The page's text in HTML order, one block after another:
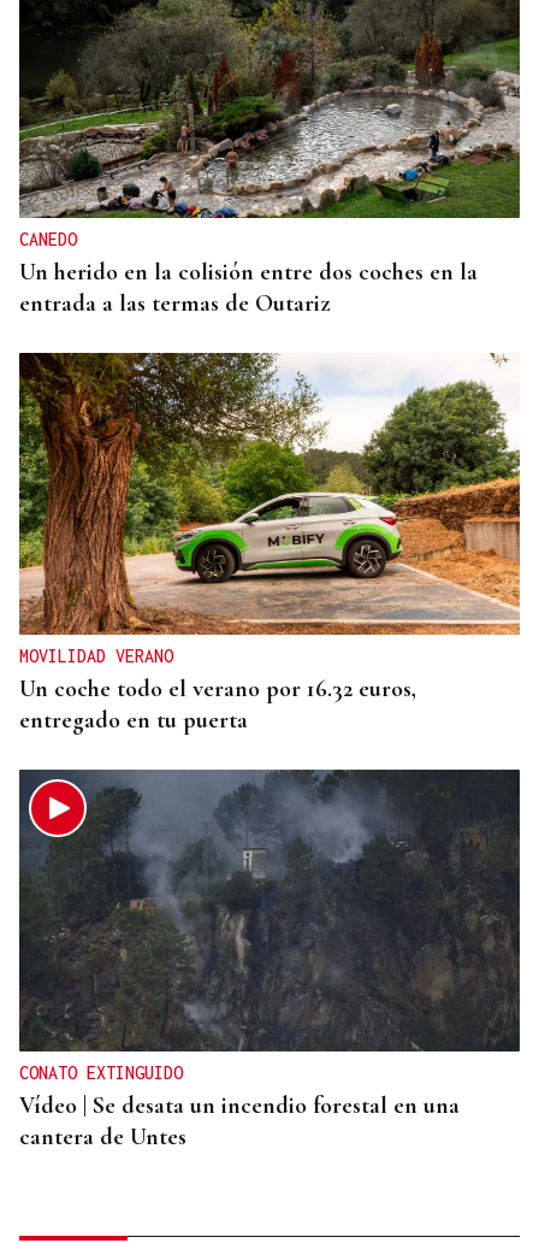
CANEDO
Un herido en la colisión entre dos coches en la
entrada a las termas de Outariz
MOVILIDAD VERANO
Un coche todo el verano por 16.32 euros,
entregado en tu puerta
CONATO EXTINGUIDO
Vídeo | Se desata un incendio forestal en una
cantera de Untes